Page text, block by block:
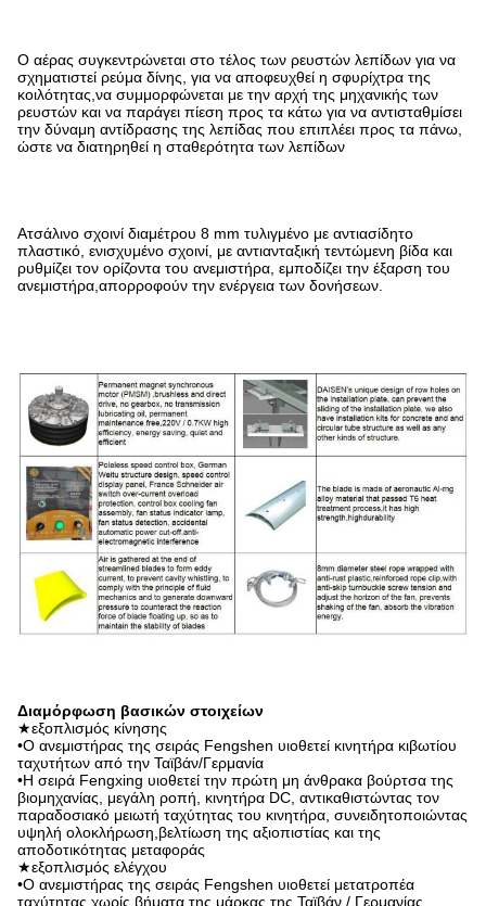
Ο αέρας συγκεντρώνεται στο τέλος των ρευστών λεπίδων για να
σχηματιστεί ρεύμα δίνης, για να αποφευχθεί η σφυρίχτρα της
κοιλότητας,να συμμορφώνεται με την αρχή της μηχανικής των
ρευστών και να παράγει πίεση προς τα κάτω για να αντισταθμίσει
την δύναμη αντίδρασης της λεπίδας που επιπλέει προς τα πάνω,
ώστε να διατηρηθεί η σταθερότητα των λεπίδων
Ατσάλινο σχοινί διαμέτρου 8 mm τυλιγμένο με αντιασίδητο
πλαστικό, ενισχυμένο σχοινί, με αντιανταξική τεντώμενη βίδα και
ρυθμίζει τον ορίζοντα του ανεμιστήρα, εμποδίζει την έξαρση του
ανεμιστήρα,απορροφούν την ενέργεια των δονήσεων.
Διαμόρφωση βασικών στοιχείων
★εξοπλισμός κίνησης
•Ο ανεμιστήρας της σειράς Fengshen υιοθετεί κινητήρα κιβωτίου
ταχυτήτων από την Ταϊβάν/Γερμανία
•Η σειρά Fengxing υιοθετεί την πρώτη μη άνθρακα βούρτσα της
βιομηχανίας, μεγάλη ροπή, κινητήρα DC, αντικαθιστώντας τον
παραδοσιακό μειωτή ταχύτητας του κινητήρα, συνειδητοποιώντας
υψηλή ολοκλήρωση,βελτίωση της αξιοπιστίας και της
αποδοτικότητας μεταφοράς
★εξοπλισμός ελέγχου
•Ο ανεμιστήρας της σειράς Fengshen υιοθετεί μετατροπέα
ταχύτητας χωρίς βήματα της μάρκας της Ταϊβάν / Γερμανίας